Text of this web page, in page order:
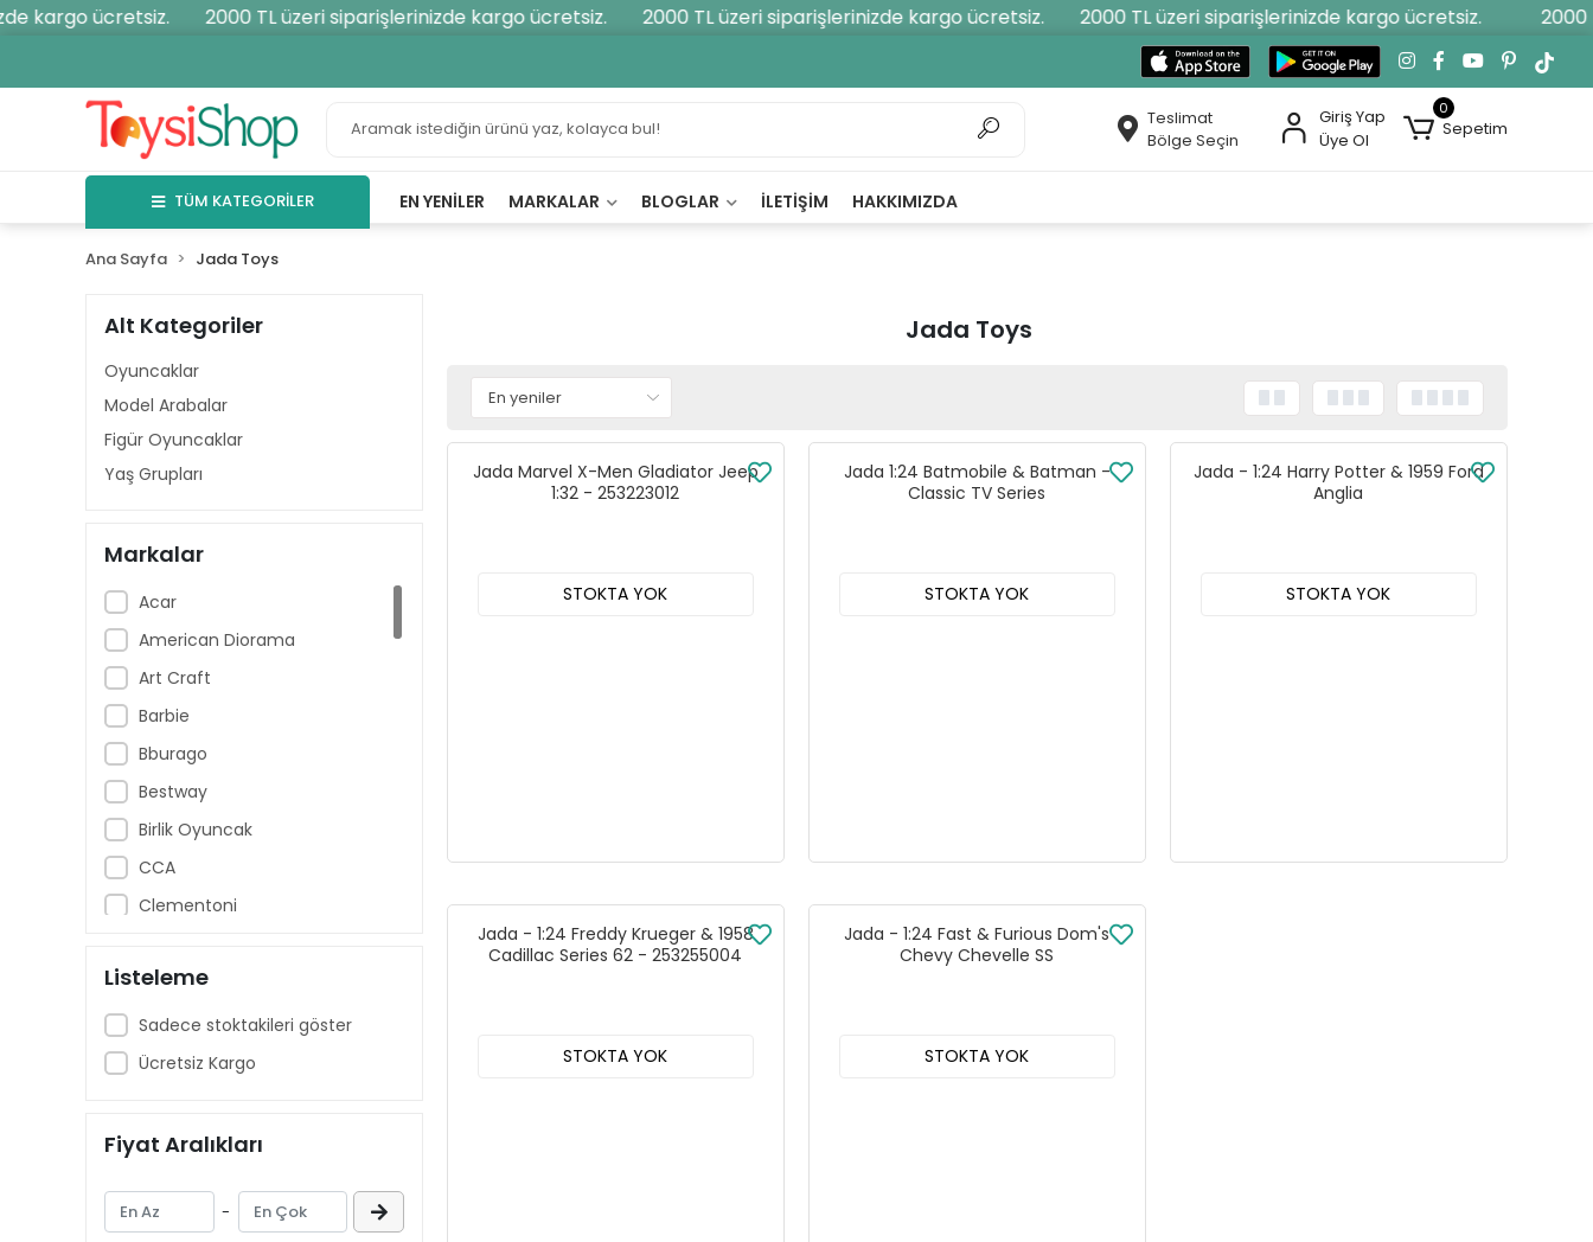
kargo ücretsiz. 2000 TL üzeri siparişlerinizde kargo ücretsiz. 2000 TL üzeri siparişlerinizde kargo ücretsiz. 2000 TL üzeri siparişlerinizde kargo ücretsiz. 2000
Teslimat
Bölge Seçin
Giriş Yap
Üye Ol
0
Sepetim
TÜM KATEGORİLER EN YENILER MARKALAR BLOGLAR İLETIŞIM HAKKIMIZDA
Ana Sayfa Jada Toys
Alt Kategoriler
Oyuncaklar
Model Arabalar
Figür Oyuncaklar
Yaş Grupları
Markalar
Acar
American Diorama
Art Craft
Barbie
Bburago
Bestway
Birlik Oyuncak
CCA
Clementoni
Dede - Fen
Dickie Toys
Disney Pixar Cars
Fisher-Price
Giochi Preziosi
Listeleme
Sadece stoktakileri göster
Ücretsiz Kargo
Fiyat Aralıkları
-
Jada Toys
Jada Marvel X-Men Gladiator Jeep
1:32 - 253223012
STOKTA YOK
Jada 1:24 Batmobile & Batman -
Classic TV Series
STOKTA YOK
Jada - 1:24 Harry Potter & 1959 Ford
Anglia
STOKTA YOK
Jada - 1:24 Freddy Krueger & 1958
Cadillac Series 62 - 253255004
STOKTA YOK
Jada - 1:24 Fast & Furious Dom's
Chevy Chevelle SS
STOKTA YOK